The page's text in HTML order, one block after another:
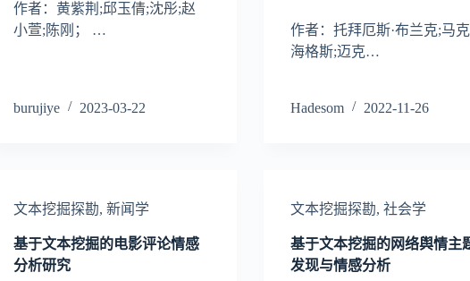
作者：黄紫荆;邱玉倩;沈彤;赵
小萱;陈刚； …
burujiye 2023-03-22
作者：托拜厄斯·布兰克;马克
海格斯;迈克…
Hadesom 2022-11-26
文本挖掘探勘,新闻学
基于文本挖掘的电影评论情感
分析研究
文本挖掘探勘, 社会学
基于文本挖掘的网络舆情主
发现与情感分析